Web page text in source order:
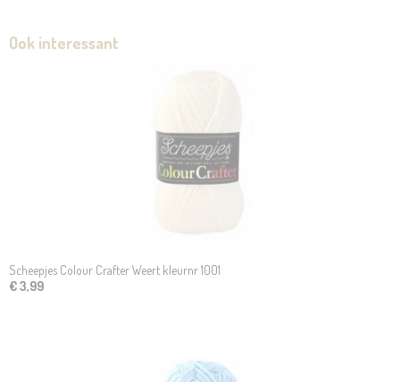
Ook interessant
Scheepjes Colour Crafter Weert kleurnr 1001
€ 3,99